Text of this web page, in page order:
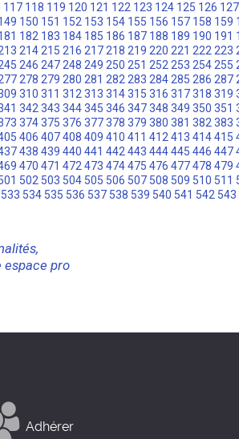
117 118 119 120 121 122 123 124 125 126 127
150 151 152 153 154 155 156 157 158 159
182 183 184 185 186 187 188 189 190 191
214 215 216 217 218 219 220 221 222 223
246 247 248 249 250 251 252 253 254 255
278 279 280 281 282 283 284 285 286 287
310 311 312 313 314 315 316 317 318 319
342 343 344 345 346 347 348 349 350 351
374 375 376 377 378 379 380 381 382 383
406 407 408 409 410 411 412 413 414 415
438 439 440 441 442 443 444 445 446 447
470 471 472 473 474 475 476 477 478 479
502 503 504 505 506 507 508 509 510 511
533 534 535 536 537 538 539 540 541 542 543
espace pro
Adhérer